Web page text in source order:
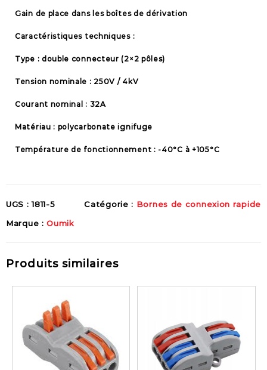
Gain de place dans les boîtes de dérivation
Caractéristiques techniques :
Type : double connecteur (2×2 pôles)
Tension nominale : 250V / 4kV
Courant nominal : 32A
Matériau : polycarbonate ignifuge
Température de fonctionnement : -40°C à +105°C
UGS :1811-5 Catégorie : Bornes de connexion rapide
Marque :Oumik
Produits similaires